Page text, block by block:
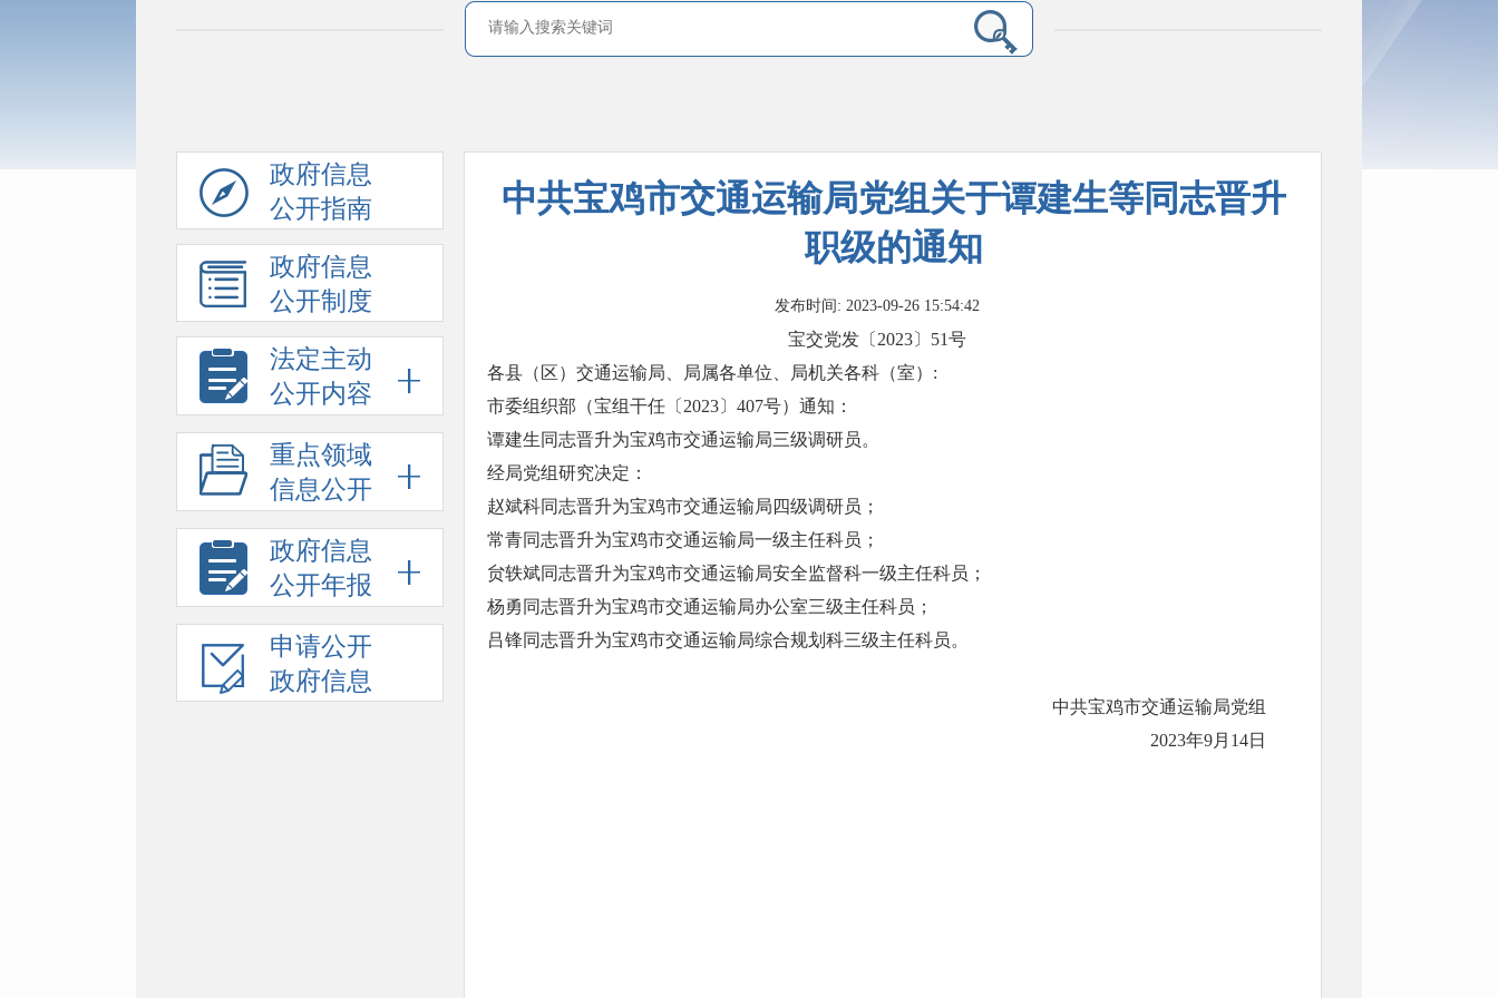
政府信息
公开指南
政府信息
公开制度
法定主动
公开内容
重点领域
信息公开
政府信息
公开年报
申请公开
政府信息
中共宝鸡市交通运输局党组关于谭建生等同志晋升
职级的通知
发布时间: 2023-09-26 15:54:42
宝交党发〔2023〕51号
各县（区）交通运输局、局属各单位、局机关各科（室）:
市委组织部（宝组干任〔2023〕407号）通知：
谭建生同志晋升为宝鸡市交通运输局三级调研员。
经局党组研究决定：
赵斌科同志晋升为宝鸡市交通运输局四级调研员；
常青同志晋升为宝鸡市交通运输局一级主任科员；
贠轶斌同志晋升为宝鸡市交通运输局安全监督科一级主任科员；
杨勇同志晋升为宝鸡市交通运输局办公室三级主任科员；
吕锋同志晋升为宝鸡市交通运输局综合规划科三级主任科员。
中共宝鸡市交通运输局党组
2023年9月14日